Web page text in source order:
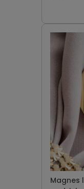
Magnes